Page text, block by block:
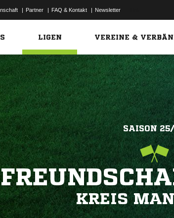
| Partner | FAQ & Kontakt | Newsletter
LIGEN VEREINE &
SAISON
KREIS